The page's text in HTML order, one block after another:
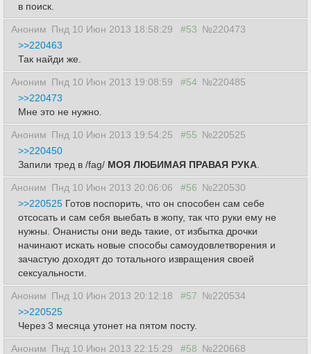
в поиск.
Аноним Пнд 10 Июн 2013 18:58:29 #53 №220473
>>220463
Так найди же.
Аноним Пнд 10 Июн 2013 19:08:59 #54 №220485
>>220473
Мне это не нужно.
Аноним Пнд 10 Июн 2013 19:54:25 #55 №220525
>>220450
Запили тред в /fag/ МОЯ ЛЮБИМАЯ ПРАВАЯ РУКА
Аноним Пнд 10 Июн 2013 20:06:06 #56 №220530
>>220525 Готов поспорить, что он способен сам себе
отсосать и сам себя выебать в жопу, так что руки ему не
нужны. Онанисты они ведь такие, от избытка дрочки
начинают искать новые способы самоудовлетворения и
зачастую доходят до тотального извращения своей
сексуальности.
Аноним Пнд 10 Июн 2013 20:12:18 #57 №220534
>>220525
Через 3 месяца утонет на пятом посту.
Аноним Пнд 10 Июн 2013 22:15:29 #58 №220668